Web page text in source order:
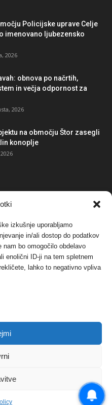
izkušnje uporabljamo
in/ali dostop do podatkov
bo omogočilo obdelavo
enolični ID-ji na tem spletnem
lahko to negativno vpliva
Policijske uprave Celje
imenovano ljubezensko
2026
obnova po načrtih,
in večja odpornost za
2026
na območju Štor zasegli
konoplje
elektrarnam na Ojstrici, v
bolj...
2017
v korist elektrarnam
cvetličarskega mojstra Andreja
2017